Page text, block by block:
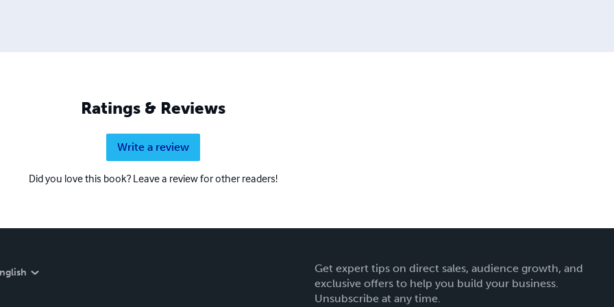
Ratings & Reviews
Write a review
Did you love this book? Leave a review for other readers!
Get expert tips on direct sales, audience growth, and
exclusive offers to help you build your business.
Unsubscribe at any time.